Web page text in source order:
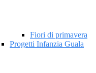
Fiori di primavera
Progetti Infanzia Guala